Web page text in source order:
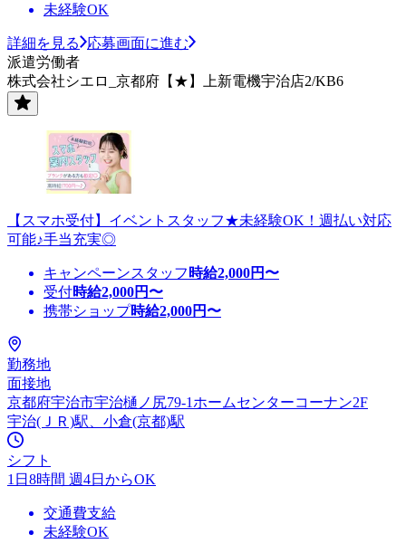
未経験OK
詳細を見る
応募画面に進む
派遣労働者
株式会社シエロ_京都府【★】上新電機宇治店2/KB6
【スマホ受付】イベントスタッフ★未経験OK！週払い対応
可能♪手当充実◎
キャンペーンスタッフ 時給2,000円〜
受付時給2,000円〜
携帯ショップ時給2,000円〜
勤務地
面接地
京都府宇治市宇治樋ノ尻79-1ホームセンターコーナン2F
宇治(ＪＲ)駅、小倉(京都)駅
シフト
1日8時間 週4日からOK
交通費支給
未経験OK